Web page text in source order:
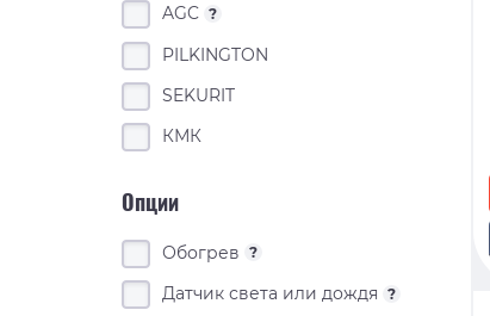
AGC ?
PILKINGTON
SEKURIT
КМК
Опции
Обогрев ?
Датчик света или дождя ?